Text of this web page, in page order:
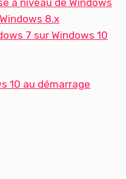
8.x
7 sur Windows 10
10 au démarrage